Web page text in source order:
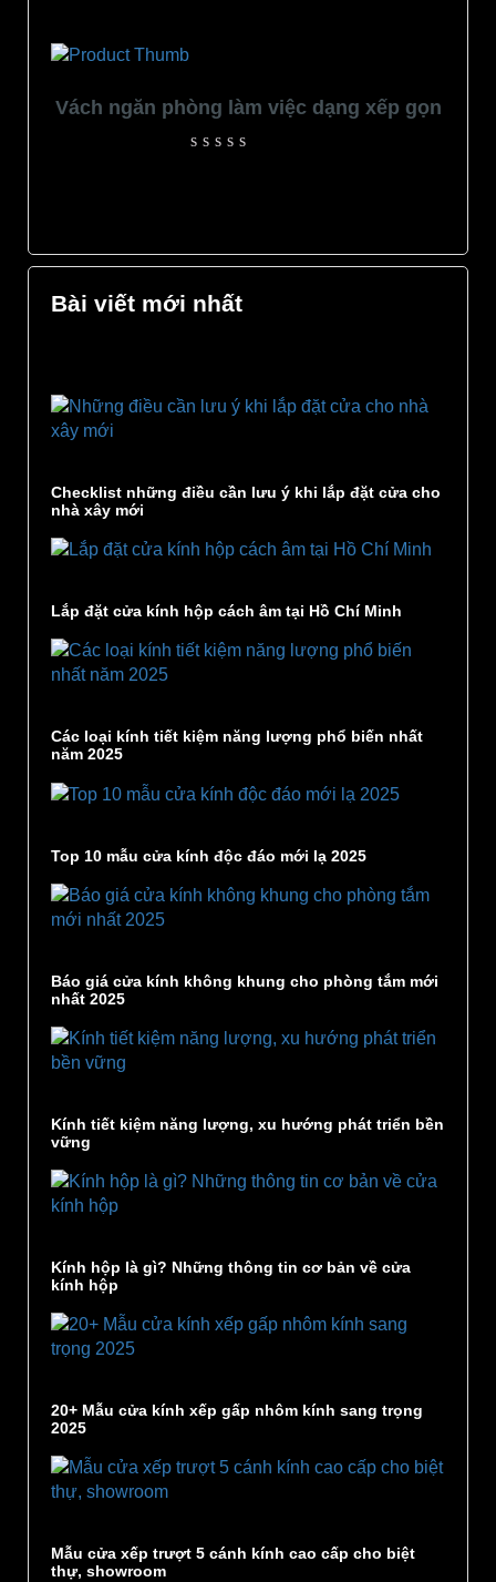
Vách ngăn phòng làm việc dạng xếp gọn
Bài viết mới nhất
Checklist những điều cần lưu ý khi lắp đặt cửa cho
nhà xây mới
Lắp đặt cửa kính hộp cách âm tại Hồ Chí Minh
Các loại kính tiết kiệm năng lượng phổ biến nhất
năm 2025
Top 10 mẫu cửa kính độc đáo mới lạ 2025
Báo giá cửa kính không khung cho phòng tắm mới
nhất 2025
Kính tiết kiệm năng lượng, xu hướng phát triển bền
vững
Kính hộp là gì? Những thông tin cơ bản về cửa
kính hộp
20+ Mẫu cửa kính xếp gấp nhôm kính sang trọng
2025
Mẫu cửa xếp trượt 5 cánh kính cao cấp cho biệt
thự, showroom